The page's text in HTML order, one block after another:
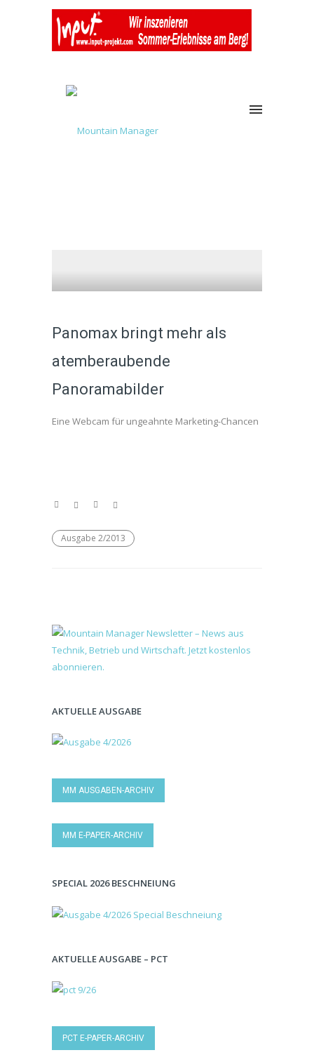
Panomax bringt mehr als
atemberaubende
Panoramabilder
Eine Webcam für ungeahnte Marketing-Chancen
Ausgabe 2/2013
AKTUELLE AUSGABE
MM AUSGABEN-ARCHIV
MM E-PAPER-ARCHIV
SPECIAL 2026 BESCHNEIUNG
AKTUELLE AUSGABE – PCT
PCT E-PAPER-ARCHIV